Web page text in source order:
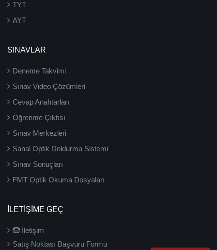
TYT
AYT
SINAVLAR
Deneme Takvimi
Sınav Video Çözümleri
Cevap Anahtarları
Öğrenme Çıktısı
Sınav Merkezleri
Sanal Optik Doldurma Sistemi
Sınav Sonuçları
FMT Optik Okuma Dosyaları
İLETIŞIME GEÇ
İletişim
Satış Noktası Başvuru Formu